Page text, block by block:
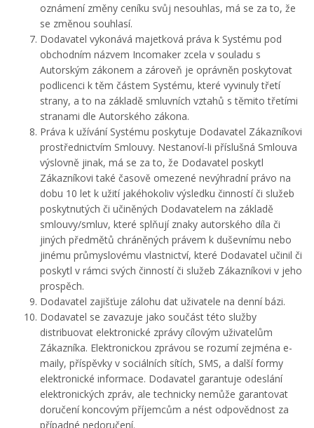
oznámení změny ceníku svůj nesouhlas, má se za to, že
se změnou souhlasí.
Dodavatel vykonává majetková práva k Systému pod
obchodním názvem Incomaker zcela v souladu s
Autorským zákonem a zároveň je oprávněn poskytovat
podlicenci k těm částem Systému, které vyvinuly třetí
strany, a to na základě smluvních vztahů s těmito třetími
stranami dle Autorského zákona.
Práva k užívání Systému poskytuje Dodavatel Zákazníkovi
prostřednictvím Smlouvy. Nestanoví-li příslušná Smlouva
výslovně jinak, má se za to, že Dodavatel poskytl
Zákazníkovi také časově omezené nevýhradní právo na
dobu 10 let k užití jakéhokoliv výsledku činností či služeb
poskytnutých či učiněných Dodavatelem na základě
smlouvy/smluv, které splňují znaky autorského díla či
jiných předmětů chráněných právem k duševnímu nebo
jinému průmyslovému vlastnictví, které Dodavatel učinil či
poskytl v rámci svých činností či služeb Zákazníkovi v jeho
prospěch.
Dodavatel zajišťuje zálohu dat uživatele na denní bázi.
Dodavatel se zavazuje jako součást této služby
distribuovat elektronické zprávy cílovým uživatelům
Zákazníka. Elektronickou zprávou se rozumí zejména e-
maily, příspěvky v sociálních sítích, SMS, a další formy
elektronické informace. Dodavatel garantuje odeslání
elektronických zpráv, ale technicky nemůže garantovat
doručení koncovým příjemcům a nést odpovědnost za
případné nedoručení.